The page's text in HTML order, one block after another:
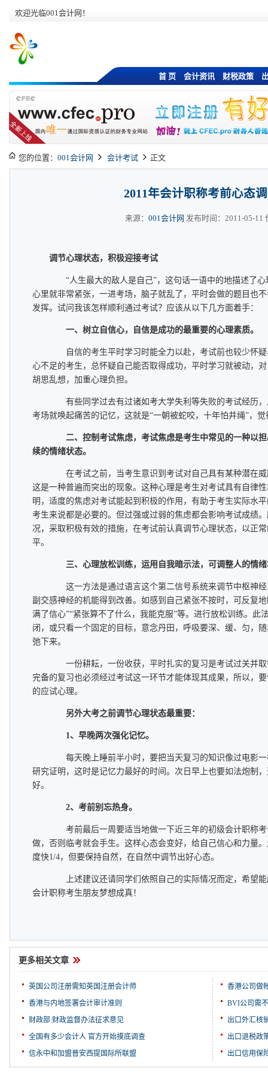
欢迎光临001会计网！
首 页 会计资讯 财税政策
您的位置： 001会计网 会计考试 正文
2011年会计职称考前心态
来源： 001会计网 发布时间：2011-05-11
调节心理状态，积极迎接考试
“人生最大的敌人是自己”，这句话一语中的地描述了心
心里就非常紧张，一进考场，脑子就乱了，平时会做的题目也
发挥。试问我该怎样顺利通过考试？应该从以下几方面着手：
一、树立自信心，自信是成功的最重要的心理素质。
自信的考生平时学习时能全力以赴，考试前也较少怀疑
心不足的考生，总怀疑自己能否取得成功，平时学习就被动，
胡思乱想，加重心理负担。
有些同学过去有过诸如考大学失利等失败的考试经历，
考场就唤起痛苦的记忆，这就是“一朝被蛇咬，十年怕井绳”，
二、控制考试焦虑，考试焦虑是考生中常见的一种以
续的情绪状态。
在考试之前，当考生意识到考试对自己具有某种潜在威
这是一种普遍而突出的现象。这种心理是考生对考试具有自律
明，适度的焦虑对考试能起到积极的作用，有助于考生实际水
考生来说都是必要的。但过强或过弱的焦虑都会影响考试成绩
况，采取积极有效的措施，在考试前认真调节心理状态，以正
平。
三、心理放松训练，运用自我暗示法，可调整人的情
这一方法是通过语言这个第二信号系统来调节中枢神经
副交感神经的机能得到改善。如感到自己紧张不按时，可反复
满了信心”“紧张算不了什么，我能克服”等。进行放松训练。此
闭，或只看一个固定的目标，意念丹田，呼吸要深、缓、匀，
弛下来。
一份耕耘，一份收获，平时扎实的复习是考试过关并取
完备的复习也必须经过考试这一环节才能体现其成果，所以，
的应试心理。
另外大考之前调节心理状态最重要：
1、早晚两次强化记忆。
每天晚上睡前半小时，要把当天复习的知识像过电影一
研究证明，这时是记忆力最好的时间。次日早上也要如法炮制
好。
2、考前别忘热身。
考前最后一周要适当地做一下近三年的初级会计职称考
做，否则临考就会手生。这样心态会变好，给自己信心和力量
度快1/4，但要保持自然，在自然中调节出好心态。
上述建议还请同学们依照自己的实际情况而定，希望能
会计职称考生朋友梦想成真！
更多相关文章
英国公司注册需知英国注册会计师
香港与内地签署会计审计准则
财政部:财政监督办法征求意见
全国有多少会计人 官方开始摸底调查
信永中和加盟普安西提国际所联盟
香港公司做
BVI公司需
出口外汇核
出口退税政
出口信用保